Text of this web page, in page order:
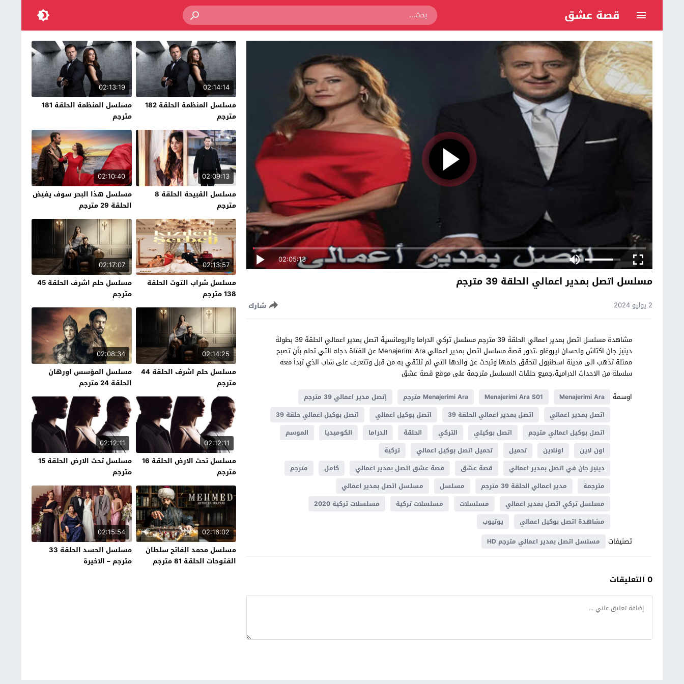
قصة عشق
02:05:13
مسلسل اتصل بمدير اعمالي الحلقة 39 مترجم
2 يوليو 2024 شارك
مشاهدة مسلسل اتصل بمدير اعمالي الحلقة 39 مترجم مسلسل تركي الدراما والرومانسية اتصل بمدير اعمالي الحلقة 39 بطولة
دينيز جان اكتاش واحسان ايروغلو ،تدور قصة مسلسل اتصل بمدير اعمالي Menajerimi Ara عن الفتاة دجله التي تحلم بأن تصبح
ممثلة تذهب الى مدينة اسطنبول لتحقق حلمها وتبحث عن والدها التي لم تلتقي به من قبل وتتعرف على شاب الذي تبدأ معه
سلسلة من الاحداث الدرامية،جميع حلقات المسلسل مترجمة على موقع قصة عشق
اوسمة
Menajerimi Ara
Menajerimi Ara S01 Menajerimi Ara مترجم
إتصل مدير اعمالي 39 مترجم
اتصل بمدير اعمالي
اتصل بمدير اعمالي الحلقة 39 اتصل بوكيل اعمالي
اتصل بوكيل اعمالي حلقة 39
اتصل بوكيل اعمالي مترجم
اتصل بوكيلي التركي الحلقة الدراما الكوميديا
الموسم
اون لاين
اونلاين تحميل تحميل اتصل بوكيل اعمالي
تركية
دينيز جان في اتصل بمدير اعمالي
قصة عشق قصة عشق اتصل بمدير اعمالي كامل
مترجم
مترجمة
مدير اعمالي الحلقة 39 مترجم مسلسل
مسلسل اتصل بمدير اعمالي
مسلسل تركي اتصل بمدير اعمالي
مسلسلات مسلسلات تركية
مسلسلات تركية 2020
مشاهدة اتصل بوكيل اعمالي
يوتيوب
تصنيفات مسلسل اتصل بمدير اعمالي مترجم HD
0 التعليقات
02:14:14
مسلسل المنظمة الحلقة 182
مترجم
02:13:19
مسلسل المنظمة الحلقة 181
مترجم
02:09:13
مسلسل القبيحة الحلقة 8
مترجم
02:10:40
مسلسل هذا البحر سوف يفيض
الحلقة 29 مترجم
02:13:57
مسلسل شراب التوت الحلقة
138 مترجم
02:17:07
مسلسل حلم اشرف الحلقة 45
مترجم
02:14:25
مسلسل حلم اشرف الحلقة 44
مترجم
02:08:34
مسلسل المؤسس اورهان
الحلقة 24 مترجم
02:12:11
مسلسل تحت الارض الحلقة 16
مترجم
02:12:11
مسلسل تحت الارض الحلقة 15
مترجم
02:16:02
مسلسل محمد الفاتح سلطان
الفتوحات الحلقة 81 مترجم
02:15:54
مسلسل الحسد الحلقة 33
مترجم – الاخيرة